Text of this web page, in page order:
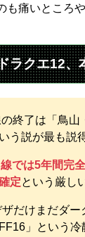
も痛いところ
ラクエ12、
終了は「鳥
う説が最も説
では5年間完
定という厳し
だけまだダ
」という